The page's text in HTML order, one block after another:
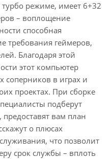
режиме, имеет 6+32
– воплощение
способная
требования геймеров,
Благодаря этой
этот компьютер
соперников в играх и
проектах. При сборке
подберут
вам план
о плюсах
что позволит
срок службы – вплоть